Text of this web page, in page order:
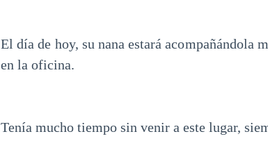
El día de hoy, su nana estará acompañándola
en la oficina.
Tenía mucho tiempo sin venir a este lugar,